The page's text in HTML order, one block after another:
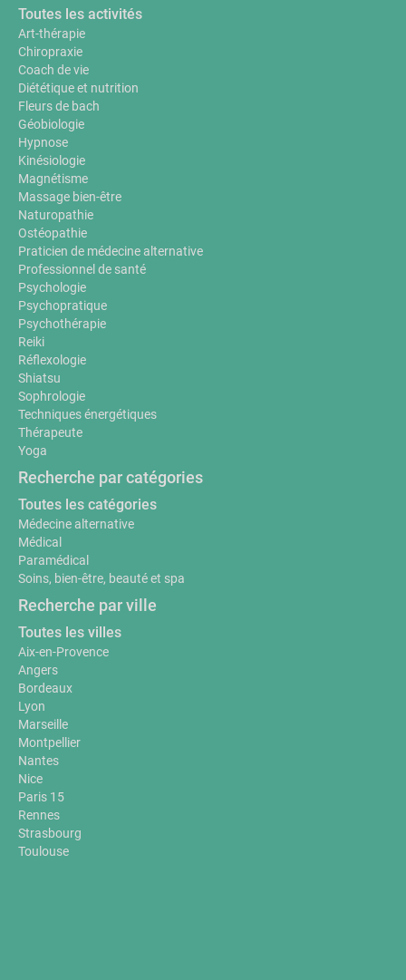
Toutes les activités
Art-thérapie
Chiropraxie
Coach de vie
Diététique et nutrition
Fleurs de bach
Géobiologie
Hypnose
Kinésiologie
Magnétisme
Massage bien-être
Naturopathie
Ostéopathie
Praticien de médecine alternative
Professionnel de santé
Psychologie
Psychopratique
Psychothérapie
Reiki
Réflexologie
Shiatsu
Sophrologie
Techniques énergétiques
Thérapeute
Yoga
Recherche par catégories
Toutes les catégories
Médecine alternative
Médical
Paramédical
Soins, bien-être, beauté et spa
Recherche par ville
Toutes les villes
Aix-en-Provence
Angers
Bordeaux
Lyon
Marseille
Montpellier
Nantes
Nice
Paris 15
Rennes
Strasbourg
Toulouse